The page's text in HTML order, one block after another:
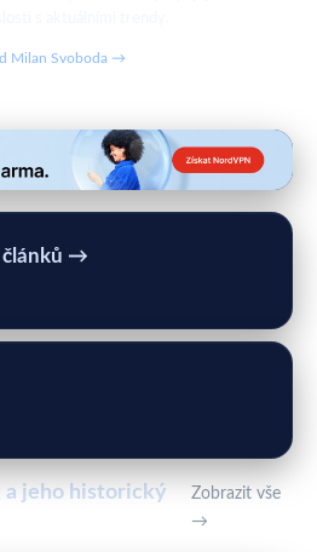
Milan Svoboda →
článků →
a jeho historický
Zobrazit vše
→